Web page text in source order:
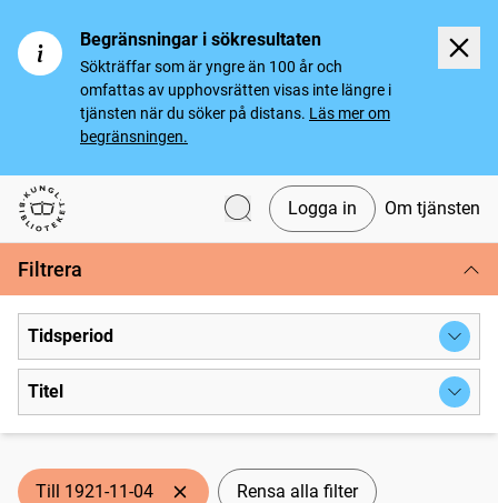
Begränsningar i sökresultaten
Sökträffar som är yngre än 100 år och
omfattas av upphovsrätten visas inte längre i
tjänsten när du söker på distans. Läs mer om
begränsningen.
Svenska tidningar
Logga in Om tjänsten
Filtrera
Tidsperiod
Titel
Till 1921-11-04 Rensa alla filter